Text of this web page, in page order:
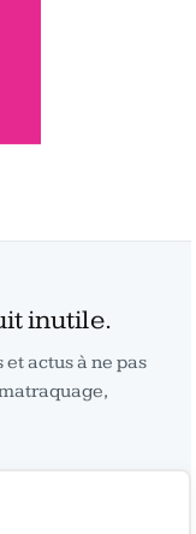
inutile.
actus à ne pas